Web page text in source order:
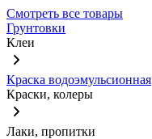
Смотреть все товары
Грунтовки
Клеи
Краска водоэмульсионная
Краски, колеры
Лаки, пропитки